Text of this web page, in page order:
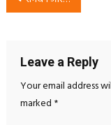
Leave a Reply
Your email address
marked *